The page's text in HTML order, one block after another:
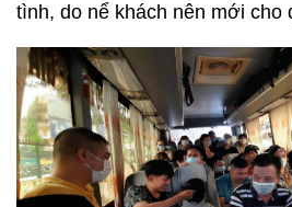
tình, do nể khách nên mới cho